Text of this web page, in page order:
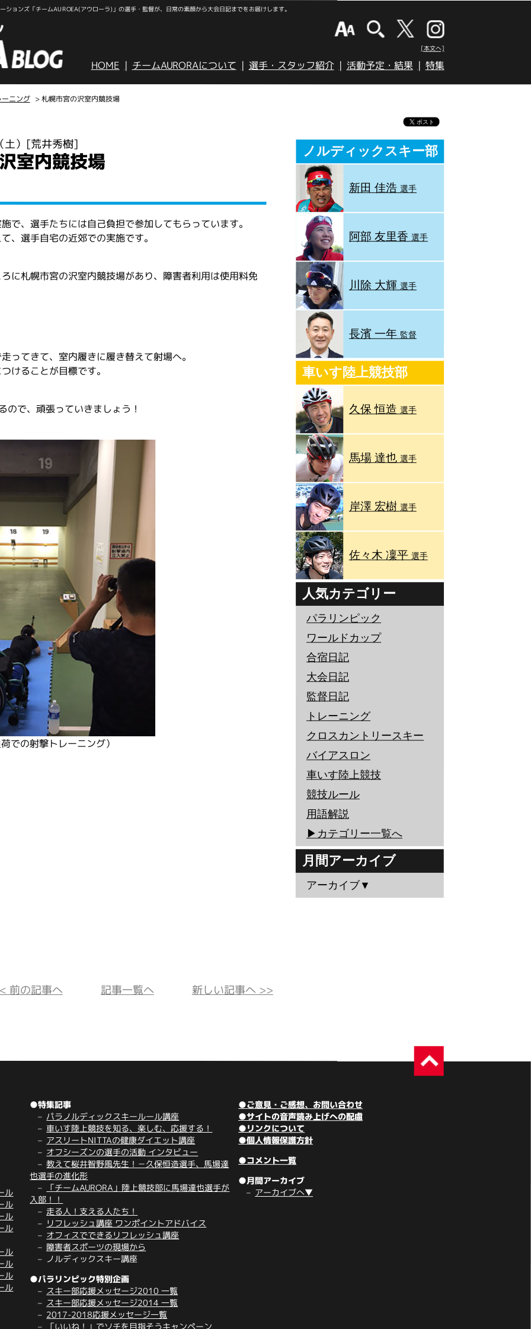
ョンズ「チームAUROEA(アウローラ)」の選手・監督が、日常の素顔から大会日記までをお届けします。
[本文へ]
HOME チームAURORAについて 選手・スタッフ紹介 活動予定・結果 特集
ニング > 札幌市宮の沢室内競技場
） [荒井秀樹]
室内競技場
で、選手たちには自己負担で参加してもらっています。
、選手自宅の近郊での実施です。
に札幌市宮の沢室内競技場があり、障害者利用は使用料免
ってきて、室内履きに履き替えて射場へ。
けることが目標です。
で、頑張っていきましょう！
での射撃トレーニング）
ノルディックスキー部
新田 佳浩 選手
阿部 友里香 選手
川除 大輝 選手
長濱 一年 監督
車いす陸上競技部
久保 恒造 選手
馬場 達也 選手
岸澤 宏樹 選手
佐々木 凜平 選手
人気カテゴリー
パラリンピック
ワールドカップ
合宿日記
大会日記
監督日記
トレーニング
クロスカントリースキー
バイアスロン
車いす陸上競技
競技ルール
用語解説
▶︎カテゴリー一覧へ
月間アーカイブ
アーカイブ▼
前の記事へ 記事一覧へ 新しい記事へ >>
ル
ル
ル
ル
ル
ル
ル
ル
●特集記事
パラノルディックスキールール講座
車いす陸上競技を知る、楽しむ、応援する！
アスリートNITTAの健康ダイエット講座
オフシーズンの選手の活動 インタビュー
教えて桜井智野風先生！－久保恒造選手、馬場達
也選手の進化形
「チームAURORA」陸上競技部に馬場達也選手が
入部！！
走る人！支える人たち！
リフレッシュ講座 ワンポイントアドバイス
オフィスでできるリフレッシュ講座
障害者スポーツの現場から
ノルディックスキー講座
●パラリンピック特別企画
スキー部応援メッセージ2010 一覧
スキー部応援メッセージ2014 一覧
2017-2018応援メッセージ一覧
「いいね！」でソチを目指そうキャンペーン
●ご意見・ご感想、お問い合わせ
●サイトの音声読み上げへの配慮
●リンクについて
●個人情報保護方針
●コメント一覧
●月間アーカイブ
アーカイブへ▼